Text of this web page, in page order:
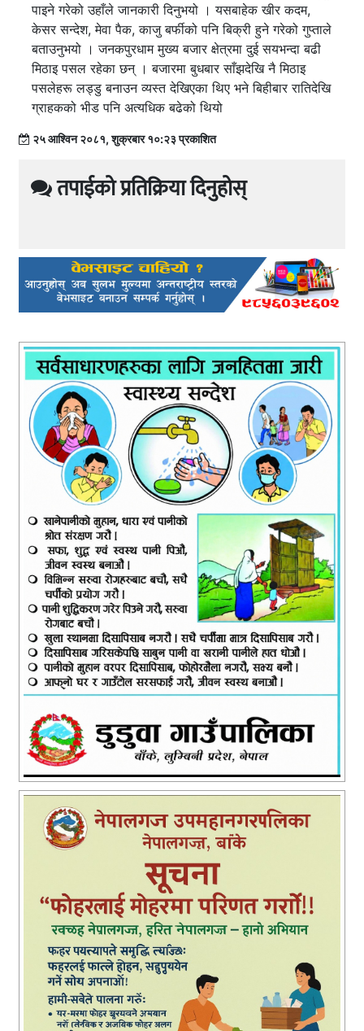
पाइने गरेको उहाँले जानकारी दिनुभयो । यसबाहेक खीर कदम,
केसर सन्देश, मेवा पैक, काजु बर्फीको पनि बिक्री हुने गरेको गुप्ताले
बताउनुभयो । जनकपुरधाम मुख्य बजार क्षेत्रमा दुई सयभन्दा बढी
मिठाइ पसल रहेका छन् । बजारमा बुधबार साँझदेखि नै मिठाइ
पसलेहरू लड्डु बनाउन व्यस्त देखिएका थिए भने बिहीबार रातिदेखि
ग्राहकको भीड पनि अत्यधिक बढेको थियो
२५ आश्विन २०८१, शुक्रबार १०:२३ प्रकाशित
तपाईको प्रतिक्रिया दिनुहोस्